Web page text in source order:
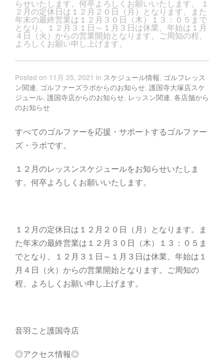
らせいたします。何卒よろしくお願いいたします。 １
２月の定休日は１２月２０日（月）となります。また
年末の最終営業は１２月３０日（木）１３：０５まで
となり、１２月３１日～１月３日は休業、年始は１月
４日（火）からの営業開始となります。ご周知の程、
よろしくお願い申し上げます。
Posted on 11月 25, 2021 in スケジュール情報, ゴルフレッス
ン関連, ゴルファーズラボからのお知らせ, 護国寺大塚店スケ
ジュール, 護国寺店からのお知らせ, レッスン関連, 各店舗から
のお知らせ
すべてのゴルファーを応援・サポートするゴルファー
ズ・ラボです。
１２月のレッスンスケジュールをお知らせいたしま
す。何卒よろしくお願いいたします。
１２月の定休日は１２月２０日（月）となります。ま
た年末の最終営業は１２月３０日（木）１３：０５ま
でとなり、１２月３１日～１月３日は休業、年始は１
月４日（火）からの営業開始となります。ご周知の
程、よろしくお願い申し上げます。
音羽こと護国寺店
◎アクセス情報◎